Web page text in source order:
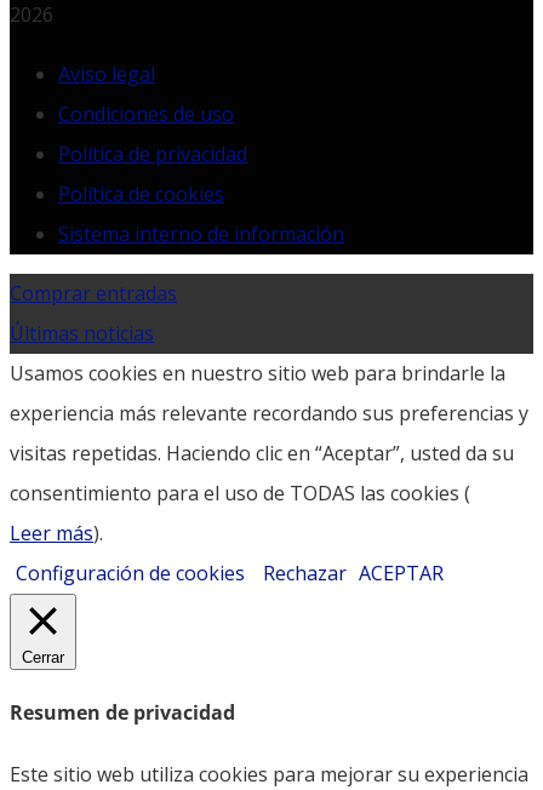
2026
Aviso legal
Condiciones de uso
Política de privacidad
Política de cookies
Sistema interno de información
Comprar entradas
Últimas noticias
Usamos cookies en nuestro sitio web para brindarle la
experiencia más relevante recordando sus preferencias y
visitas repetidas. Haciendo clic en “Aceptar”, usted da su
consentimiento para el uso de TODAS las cookies (
Leer más).
Configuración de cookies
Rechazar ACEPTAR
Cerrar
Resumen de privacidad
Este sitio web utiliza cookies para mejorar su experiencia